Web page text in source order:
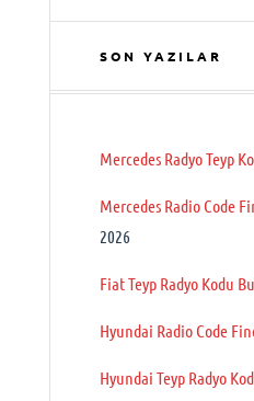
SON YAZILAR
Mercedes Radyo Teyp
Mercedes Radio Code
2026
Fiat Teyp Radyo Kodu
Hyundai Radio Code
Hyundai Teyp Radyo